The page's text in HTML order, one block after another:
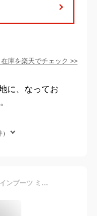
庫を楽天でチェック >>
に、なってお
スノーブーツ メンズ 裏ボア 防水ブーツ レインブーツ ミドル丈 軽量 EVA 長靴 防寒ブーツ【A7O】【メンズ】